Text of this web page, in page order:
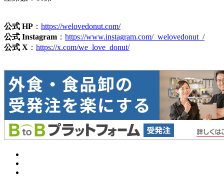
公式 HP ： https://welovedonut.com/
公式 Instagram ： https://www.instagram.com/_welovedonut_/
公式 X ： https://x.com/we_love_donut/